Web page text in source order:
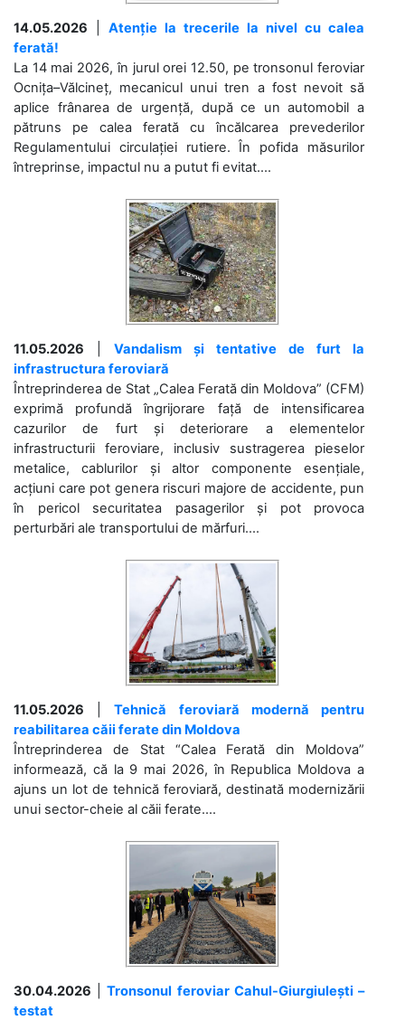
14.05.2026
Atenție la trecerile la nivel cu calea
ferată!
La 14 mai 2026, în jurul orei 12.50, pe tronsonul feroviar
Ocnița–Vălcineț, mecanicul unui tren a fost nevoit să
aplice frânarea de urgență, după ce un automobil a
pătruns pe calea ferată cu încălcarea prevederilor
Regulamentului circulației rutiere. În pofida măsurilor
întreprinse, impactul nu a putut fi evitat....
11.05.2026
Vandalism și tentative de furt la
infrastructura feroviară
Întreprinderea de Stat „Calea Ferată din Moldova” (CFM)
exprimă profundă îngrijorare față de intensificarea
cazurilor de furt și deteriorare a elementelor
infrastructurii feroviare, inclusiv sustragerea pieselor
metalice, cablurilor și altor componente esențiale,
acțiuni care pot genera riscuri majore de accidente, pun
în pericol securitatea pasagerilor și pot provoca
perturbări ale transportului de mărfuri....
11.05.2026 |Tehnică feroviară modernă pentru
reabilitarea căii ferate din Moldova
Întreprinderea de Stat “Calea Ferată din Moldova”
informează, că la 9 mai 2026, în Republica Moldova a
ajuns un lot de tehnică feroviară, destinată modernizării
unui sector-cheie al căii ferate....
30.04.2026 |Tronsonul feroviar Cahul-Giurgiulești –
testat